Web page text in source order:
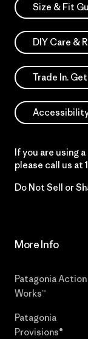
Size & Fit
DIY Care &
Trade In.
If you are using
please call us at
Do Not Sell or
More Info
Patagonia Action
Works™
Patagonia
Provisions®